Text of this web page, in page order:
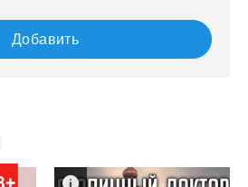
Добавить